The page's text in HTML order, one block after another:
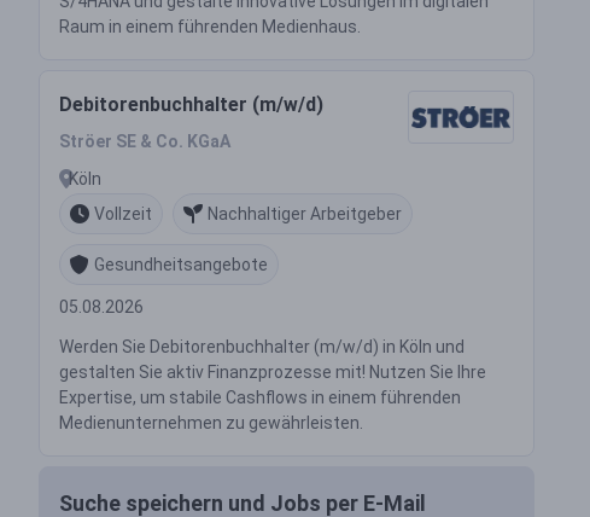
Raum in einem führenden Medienhaus.
Debitorenbuchhalter (m/w/d)
Ströer SE & Co. KGaA
Köln
Vollzeit
Nachhaltiger Arbeitgeber
Gesundheitsangebote
05.08.2026
Werden Sie Debitorenbuchhalter (m/w/d) in Köln und
gestalten Sie aktiv Finanzprozesse mit! Nutzen Sie Ihre
Expertise, um stabile Cashflows in einem führenden
Medienunternehmen zu gewährleisten.
Suche speichern und Jobs per E-Mail